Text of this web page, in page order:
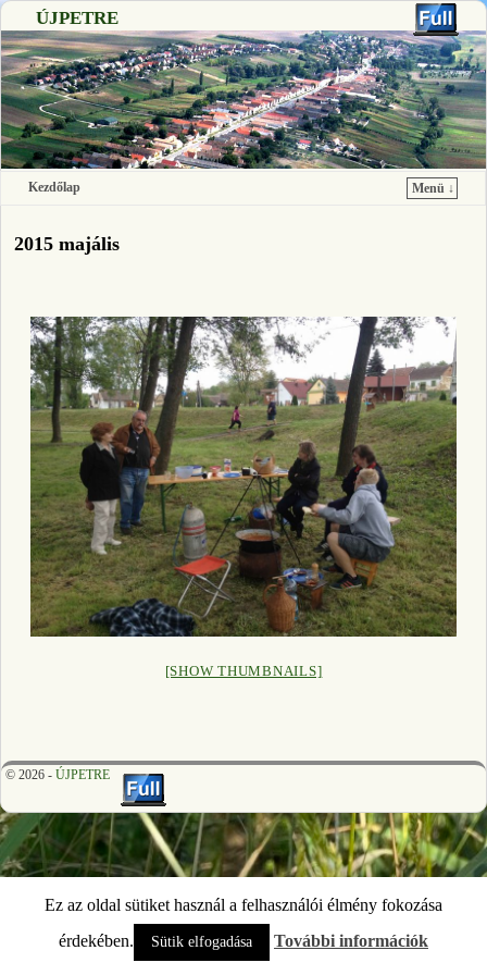
ÚJPETRE
Kezdőlap
Menü ↓
2015 majális
[SHOW THUMBNAILS]
© 2026 - ÚJPETRE
Ez az oldal sütiket használ a felhasználói élmény fokozása
érdekében.
Sütik elfogadása További információk